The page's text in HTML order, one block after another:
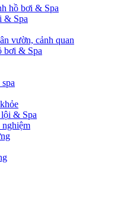
hồ bơi & Spa
& Spa
vườn, cảnh quan
bơi & Spa
& Spa